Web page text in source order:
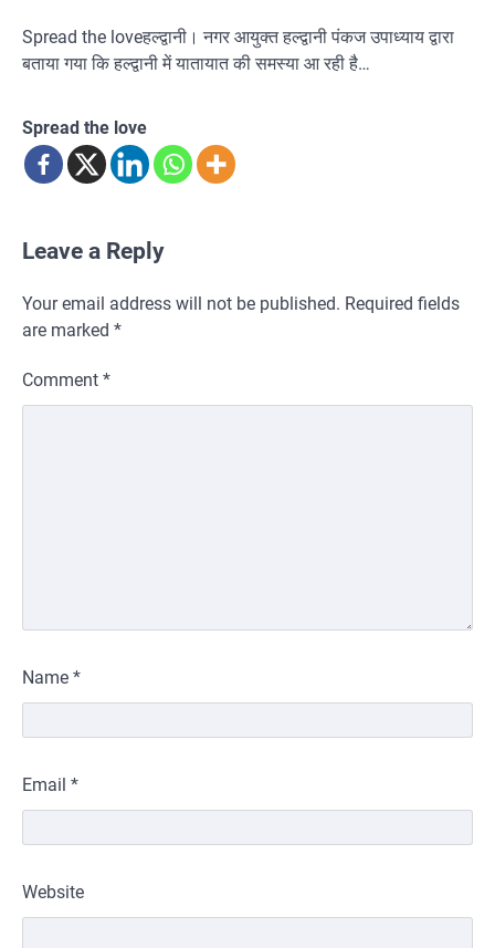
Spread the loveहल्द्वानी। नगर आयुक्त हल्द्वानी पंकज उपाध्याय द्वारा
बताया गया कि हल्द्वानी में यातायात की समस्या आ रही है…
Spread the love
Leave a Reply
Your email address will not be published. Required fields
are marked *
Comment *
Name *
Email *
Website